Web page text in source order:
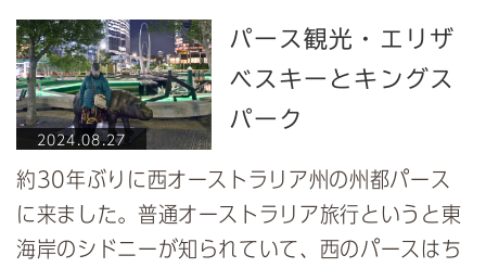
2024.08.27
パース観光・エリザ
ベスキーとキングス
パーク
約30年ぶりに西オーストラリア州の州都パース
に来ました。普通オーストラリア旅行というと東
海岸のシドニーが知られていて、西のパースはち